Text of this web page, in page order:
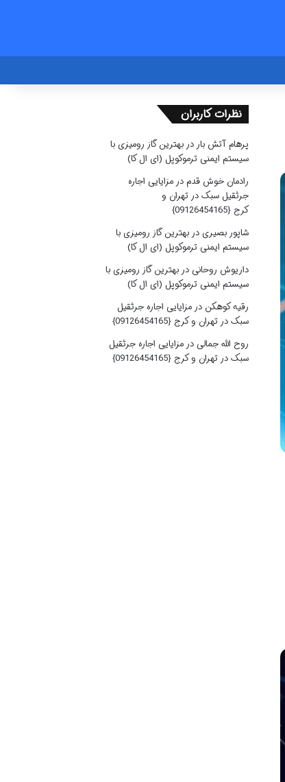
نظرات کاربران
پرهام آتش بار در بهترین گاز رومیزی با
سیستم ایمنی ترموکوپل (ای ال کا)
رادمان خوش قدمدر مزایایی اجاره
جرثقیل سبک در تهران و
کرج {09126454165}
شاپور بصیریدر بهترین گاز رومیزی با
سیستم ایمنی ترموکوپل (ای ال کا)
داریوش روحانیدر بهترین گاز رومیزی با
سیستم ایمنی ترموکوپل (ای ال کا)
رقیه کوهکن در مزایایی اجاره جرثقیل
سبک در تهران و کرج {09126454165}
روح الله جمالیدر مزایایی اجاره جرثقیل
سبک در تهران و کرج {09126454165}